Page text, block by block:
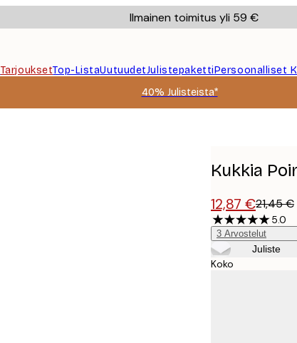
Ilmainen toimitus yli 59 €
TarjouksetTop-ListaUutuudetJulistepakettiPersoonalliset
40% Julisteista*
Kukkia
12,87 €21,45 €
5.0
3 Arvostelut
Juliste
Koko